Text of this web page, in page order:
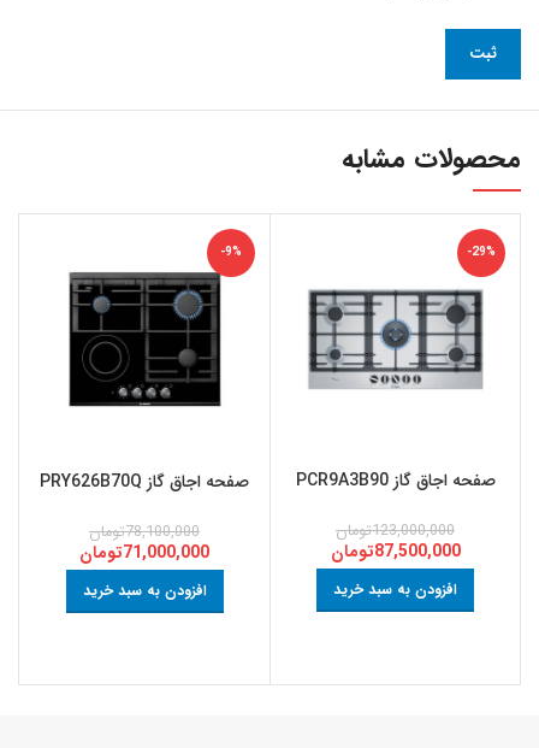
محصولات مشابه
-29%
صفحه اجاق گاز PCR9A3B90
123,000,000تومان
87,500,000تومان
افزودن به سبد خرید
-9%
صفحه اجاق گاز PRY626B70Q
78,100,000تومان
71,000,000تومان
افزودن به سبد خرید